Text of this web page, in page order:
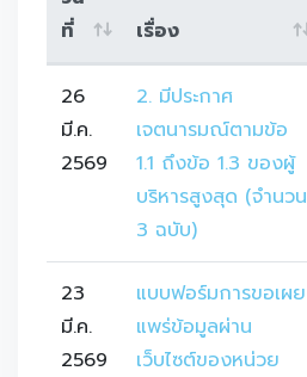
ที่
เรื่อง
26
มี.ค.
2569
2. มีประกาศ
เจตนารมณ์ตามข้อ
1.1 ถึงข้อ 1.3 ของผู้
บริหารสูงสุด (จำนวน
3 ฉบับ)
23
มี.ค.
2569
แบบฟอร์มการขอเผย
แพร่ข้อมูลผ่าน
เว็บไซต์ของหน่วย